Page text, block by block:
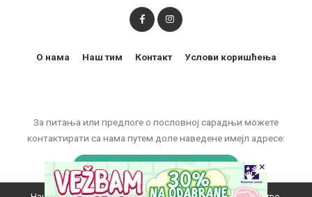
За питања или предлоге о пословној сарадњи можете
контактирати са нама путем доле наведене имејл адресе:
marketing@zelenaucionica.com
О нама Наш тим Контакт Услови коришћења
×